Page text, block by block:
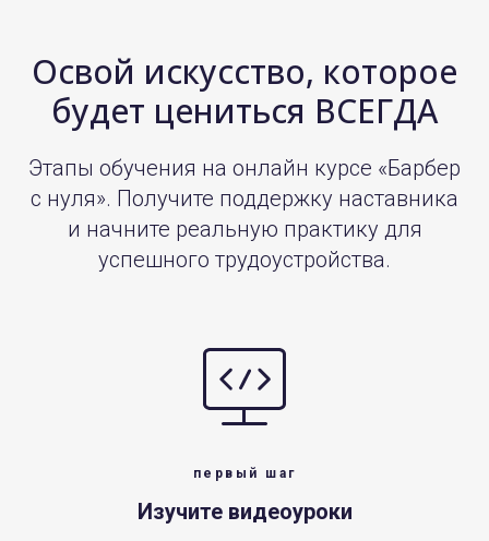
Освой искусство, которое
будет цениться ВСЕГДА
Этапы обучения на онлайн курсе «Барбер
с нуля». Получите поддержку наставника
и начните реальную практику для
успешного трудоустройства.
первый шаг
Изучите видеоуроки